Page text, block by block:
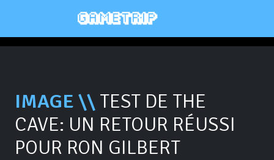
IMAGE \\ TEST DE THE
CAVE: UN RETOUR RÉUSSI
POUR RON GILBERT